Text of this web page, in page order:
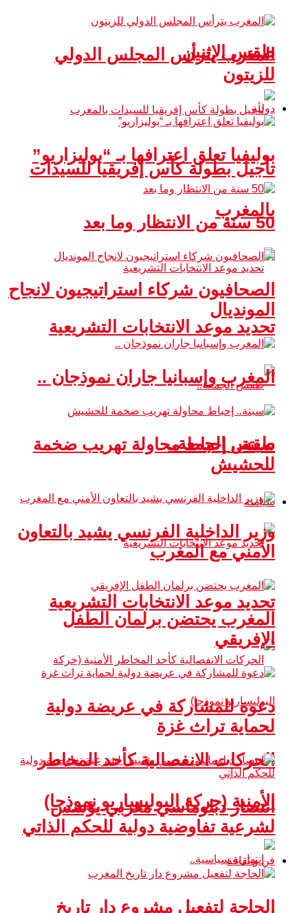
طقس الإثنين
تأجيل بطولة كأس إفريقيا للسيدات
بالمغرب
تحديد موعد الانتخابات التشريعية
طقس الجمعة..
سياسة
تحديد موعد الانتخابات التشريعية
الحركات الانفصالية كأحد المخاطر
الأمنية (حركة البوليساريو نموذجا)
المغرب يترأس المجلس الدولي
للزيتون
دولية
بوليفيا تعلق اعترافها بـ “بوليزاريو”
50 سنة من الانتظار وما بعد
الصحافيون شركاء استراتيجيون لانجاح
المونديال
المغرب وإسبانيا جاران نموذجان ..
سبتة.. إحباط محاولة تهريب ضخمة
للحشيش
وزير الداخلية الفرنسي يشيد بالتعاون
الأمني مع المغرب
المغرب يحتضن برلمان الطفل
الإفريقي
دعوة للمشاركة في عريضة دولية
لحماية تراث غزة
انتصار دبلوماسي مغربي يؤسس
لشرعية تفاوضية دولية للحكم الذاتي
فن و ثقافة
الحاجة لتفعيل مشروع دار تاريخ